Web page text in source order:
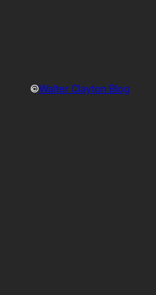
©Walter Clayton Blog